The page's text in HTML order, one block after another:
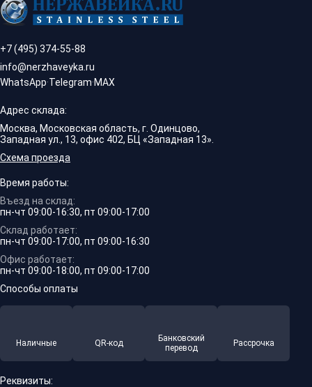
+7 (495) 374-55-88
info@nerzhaveyka.ru
WhatsApp·Telegram·MAX
Адрес склада:
Москва, Московская область, г. Одинцово,
Западная ул., 13, офис 402, БЦ «Западная 13».
Схема проезда
Время работы:
Въезд на склад:
пн-чт 09:00-16:30, пт 09:00-17:00
Склад работает:
пн-чт 09:00-17:00, пт 09:00-16:30
Офис работает:
пн-чт 09:00-18:00, пт 09:00-17:00
Способы оплаты
Наличные QR-код
Банковский
перевод
Рассрочка
Реквизиты: